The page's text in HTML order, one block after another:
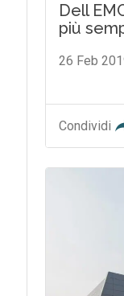
Dell
più
26 Feb
Condividi